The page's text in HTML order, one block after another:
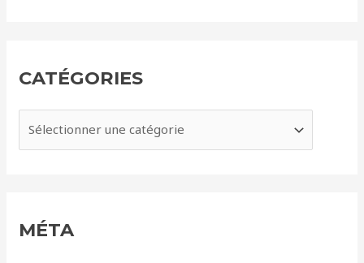
e
CATÉGORIES
a
MÉTA